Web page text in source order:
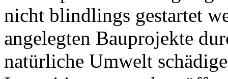
nicht blindlings gestartet
angelegten Bauprojekte
natürliche Umwelt